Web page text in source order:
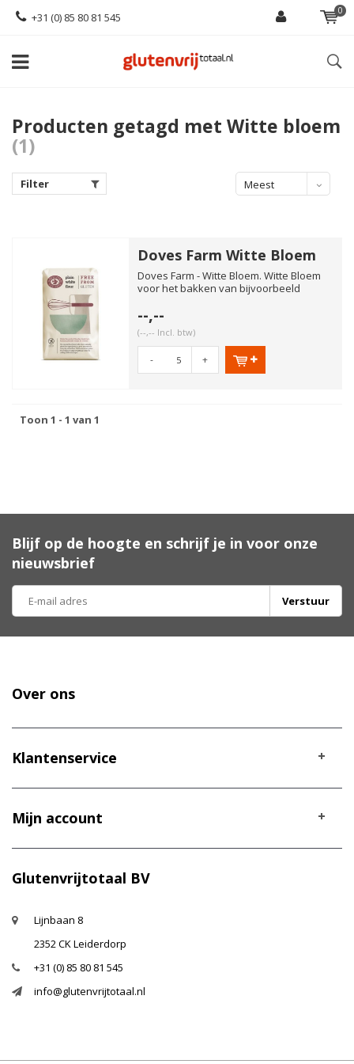
+31 (0) 85 80 81 545 0
Producten getagd met Witte bloem
(1)
Filter
Meest
Doves Farm Witte Bloem
Doves Farm - Witte Bloem. Witte Bloem
voor het bakken van bijvoorbeeld
--,--
(--,-- Incl. btw)
- +
Toon 1 - 1 van 1
Blijf op de hoogte en schrijf je in voor onze
nieuwsbrief
Verstuur
Over ons
Klantenservice
Mijn account
Glutenvrijtotaal BV
Lijnbaan 8
2352 CK Leiderdorp
+31 (0) 85 80 81 545
info@glutenvrijtotaal.nl